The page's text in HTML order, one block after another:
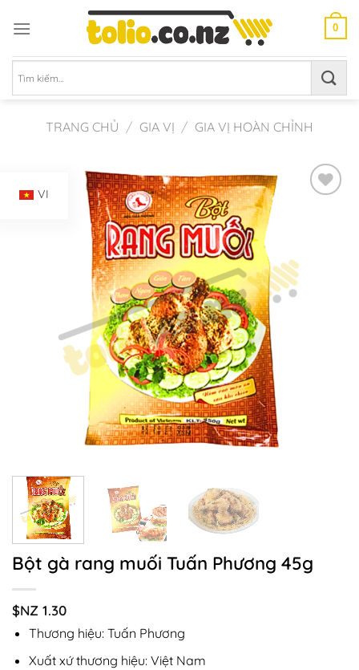
đến
0
kiếm:
TRANG CHỦ / GIA VỊ / GIA VỊ HOÀN CHỈNH
Bột gà rang muối Tuấn Phương 45g
$NZ 1.30
Thương hiệu: Tuấn Phương
Xuất xứ thương hiệu: Việt Nam
VI